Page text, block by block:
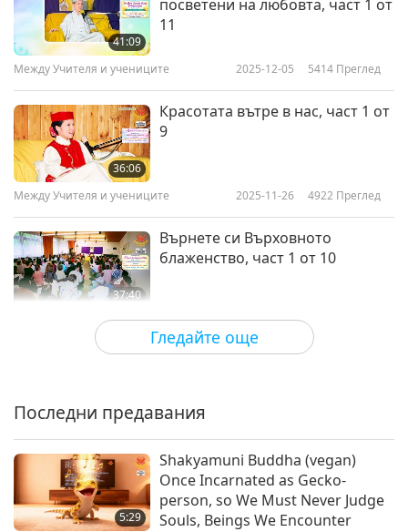
Гледайте още
41:09
посветени на любовта, част 1 от
11
Между Учителя и учениците 2025-12-05 5414 Преглед
36:06
Красотата вътре в нас, част 1 от
9
Между Учителя и учениците 2025-11-26 4922 Преглед
37:40
Върнете си Върховното
блаженство, част 1 от 10
Между Учителя и учениците 2025-11-16 5543
38:17
Практикуващият е човек, който
иска да се прибере у Дома, част
Последни предавания
5:29
Shakyamuni Buddha (vegan)
Once Incarnated as Gecko-
person, so We Must Never Judge
Souls, Beings We Encounter